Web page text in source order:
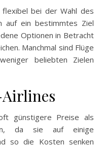
bei der Wahl des
auf ein bestimmtes Ziel
Optionen in Betracht
Manchmal sind Flüge
beliebten Zielen
günstigere Preise als
da sie auf einige
so die Kosten senken